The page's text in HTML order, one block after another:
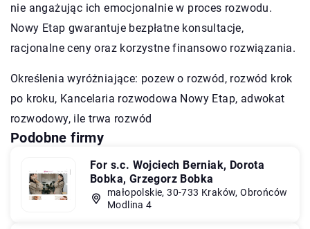
nie angażując ich emocjonalnie w proces rozwodu.
Nowy Etap gwarantuje bezpłatne konsultacje,
racjonalne ceny oraz korzystne finansowo rozwiązania.
Określenia wyróżniające: pozew o rozwód, rozwód krok
po kroku, Kancelaria rozwodowa Nowy Etap, adwokat
rozwodowy, ile trwa rozwód
Podobne firmy
For s.c. Wojciech Berniak, Dorota
Bobka, Grzegorz Bobka
małopolskie, 30-733 Kraków, Obrońców
Modlina 4